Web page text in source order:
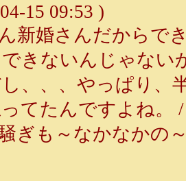
15 09:53 )
新婚さんだからで
きないんじゃない
、、、やっぱり、
てたんですよね。
ぎも～なかなかの